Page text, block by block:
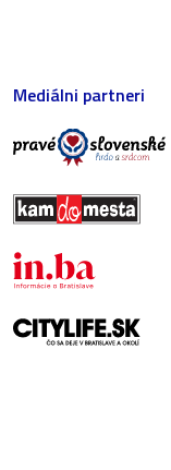
Mediálni partneri